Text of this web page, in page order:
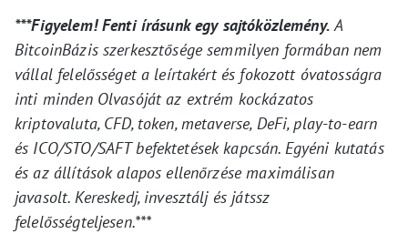
***Figyelem! Fenti írásunk egy sajtóközlemény.A
BitcoinBázis szerkesztősége semmilyen formában nem
vállal felelősséget a leírtakért és fokozott óvatosságra
inti minden Olvasóját az extrém kockázatos
kriptovaluta, CFD, token, metaverse, DeFi, play-to-earn
és ICO/STO/SAFT befektetések kapcsán. Egyéni kutatás
és az állítások alapos ellenőrzése maximálisan
javasolt. Kereskedj, invesztálj és játssz
felelősségteljesen.***